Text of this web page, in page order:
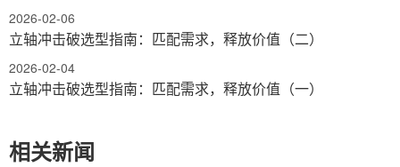
2026-02-06
立轴冲击破选型指南：匹配需求，释放价值（二）
2026-02-04
立轴冲击破选型指南：匹配需求，释放价值（一）
相关新闻